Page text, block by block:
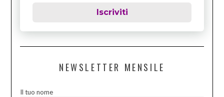
Iscriviti
NEWSLETTER MENSILE
Il tuo nome